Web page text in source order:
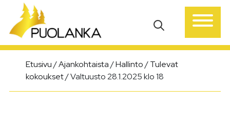
Päävalikko
Etusivu/Ajankohtaista/Hallinto/Tulevat
kokoukset/Valtuusto 28.1.2025 klo 18